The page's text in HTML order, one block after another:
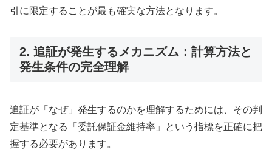
引に限定することが最も確実な方法となります。
2. 追証が発生するメカニズム：計算方法と
発生条件の完全理解
追証が「なぜ」発生するのかを理解するためには、その判
定基準となる「委託保証金維持率」という指標を正確に把
握する必要があります。